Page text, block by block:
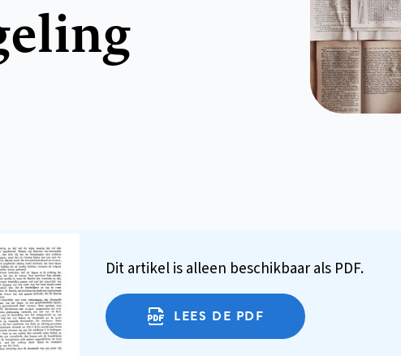
Dit artikel is alleen beschikbaar als PDF.
LEES DE PDF